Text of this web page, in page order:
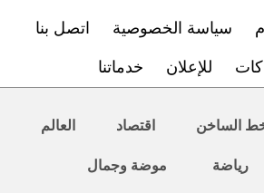
سياسة الخصوصية اتصل بنا
للإعلان خدماتنا
الساخن اقتصاد العالم
رياضة موضة وجمال